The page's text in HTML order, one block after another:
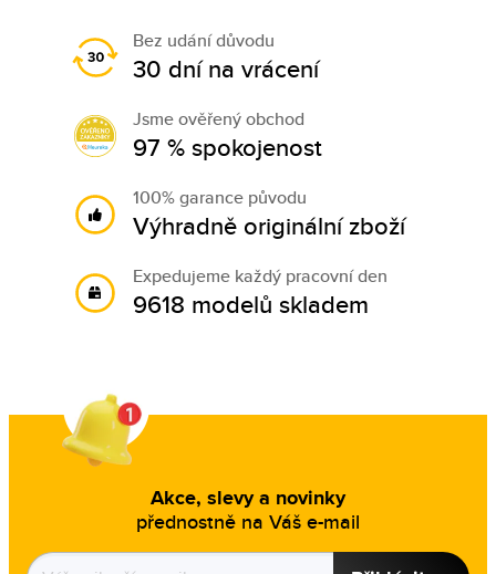
Bez udání důvodu
30 dní na vrácení
Jsme ověřený obchod
97 % spokojenost
100% garance původu
Výhradně originální zboží
Expedujeme každý pracovní den
9618 modelů skladem
Akce, slevy a novinky
přednostně na Váš e-mail